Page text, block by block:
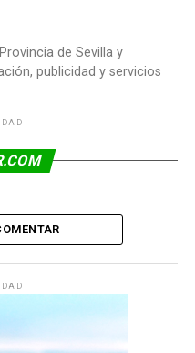
de Sevilla y
publicidad y servicios